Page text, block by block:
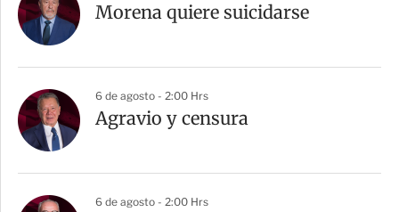
Morena quiere suicidarse
6 de agosto - 2:00 Hrs
Agravio y censura
6 de agosto - 2:00 Hrs